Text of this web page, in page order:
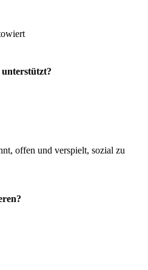
offen und verspielt, sozial zu